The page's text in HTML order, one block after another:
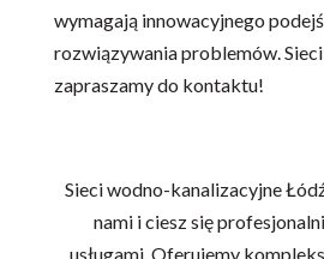
wymagają innowacyjnego
rozwiązywania problemów.
zapraszamy do kontaktu!
Sieci wodno-kanalizacyjne
nami i ciesz się
usługami. Oferujemy